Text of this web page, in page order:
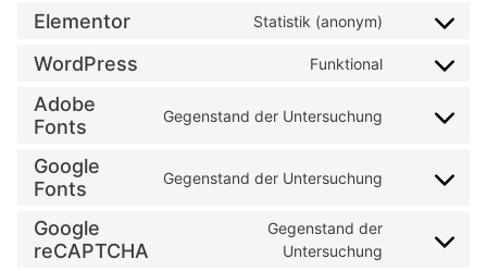
Elementor Statistik (anonym)
WordPress Funktional
Adobe
Fonts
Gegenstand der Untersuchung
Google
Fonts
Gegenstand der Untersuchung
Google
reCAPTCHA
Gegenstand der
Untersuchung